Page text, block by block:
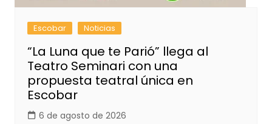
Escobar Noticias
“La Luna que te Parió” llega al
Teatro Seminari con una
propuesta teatral única en
Escobar
6 de agosto de 2026